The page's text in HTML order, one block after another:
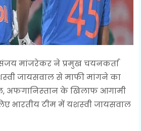
संजय मांजरेकर ने प्रमुख चयनकर्ता
जायसवाल से माफी मांगने का
अफगानिस्‍तान के खिलाफ आगामी
भारतीय टीम में यशस्‍वी जायसवाल